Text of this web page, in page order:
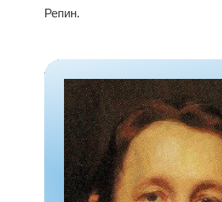
Репин.